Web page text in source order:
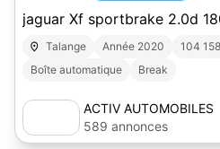
jaguar Xf sportbrake 2.0d
Talange Année 2020 104
Boîte automatique
Break
ACTIV AUTOMOBILES
589 annonces